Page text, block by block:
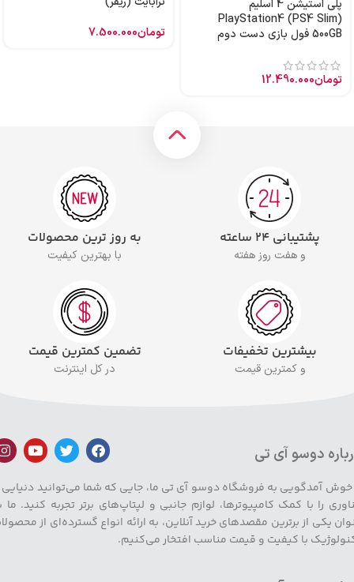
پلی استیشن 4 اسلیم
PlayStation4 (PS4 Slim)
500GB فول بازی دست دوم
تومان12.490.000
تومان7.500.000
پشتیبانی ۲۴ ساعته
و هفت روز هفته
به روز ترین محصولات
با بهترین کیفیت
بیشترین تخفیفات
و کمترین قیمت
تضمین کمترین قیمت
در کل اینترنت
دوسو آی تی
خوش آمدگویی به فروشگاه دوسو آی تی ما، جایی که شما می‌توانید دنیایی
را با کمک کامپیوترها، لوازم جانبی و لپتاپ‌های برتر تجربه کنید. ما
یکی از برترین مقصدهای خرید آنلاین، به ارائه انواع گسترده‌ای از
با کیفیت و قیمت مناسب افتخار می‌کنیم.